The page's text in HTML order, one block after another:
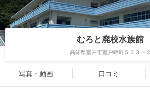
むろと廃校水族館
高知県室戸市室戸岬町５３３ー２
写真・動画 口コミ